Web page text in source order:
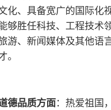
化、具备宽广的国际化
够胜任科技、工程技术
游、新闻媒体及其他语
。
德品质方面：热爱祖国